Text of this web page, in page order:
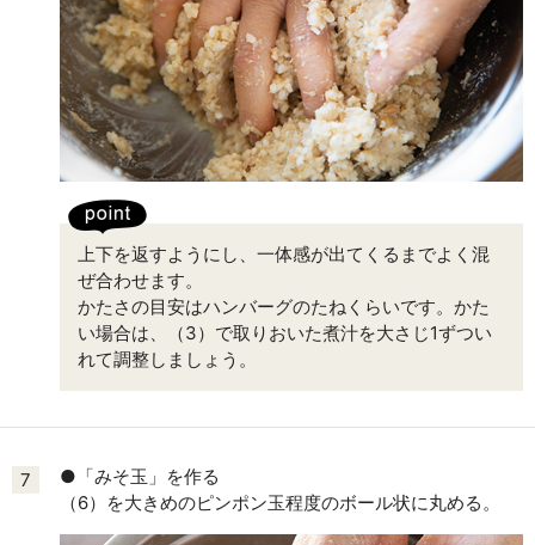
上下を返すようにし、一体感が出てくるまでよく混
ぜ合わせます。
かたさの目安はハンバーグのたねくらいです。かた
い場合は、（3）で取りおいた煮汁を大さじ1ずつい
れて調整しましょう。
7
●「みそ玉」を作る
（6）を大きめのピンポン玉程度のボール状に丸める。